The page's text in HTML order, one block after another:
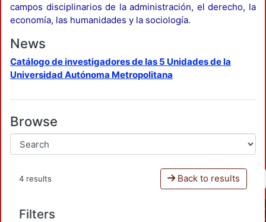
campos disciplinarios de la administración, el derecho, la
economía, las humanidades y la sociología.
News
Catálogo de investigadores de las 5 Unidades de la
Universidad Autónoma Metropolitana
Browse
4 results Back to results
Filters